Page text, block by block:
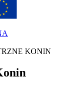
KONIN